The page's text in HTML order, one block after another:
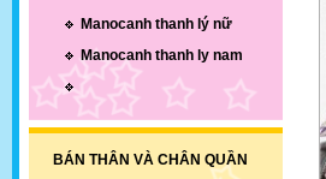
Manocanh thanh lý nữ
Manocanh thanh ly nam
BÁN THÂN VÀ CHÂN QUẦN